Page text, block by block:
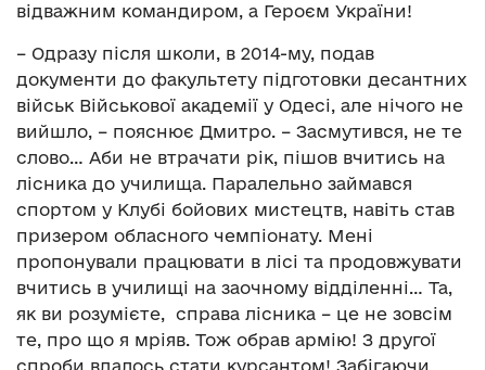
відважним командиром, а Героєм України!
– Одразу після школи, в 2014-му, подав
документи до факультету підготовки десантних
військ Військової академії у Одесі, але нічого не
вийшло, – пояснює Дмитро. – Засмутився, не те
слово… Аби не втрачати рік, пішов вчитись на
лісника до училища. Паралельно займався
спортом у Клубі бойових мистецтв, навіть став
призером обласного чемпіонату. Мені
пропонували працювати в лісі та продовжувати
вчитись в училищі на заочному відділенні… Та,
як ви розумієте, справа лісника – це не зовсім
те, про що я мріяв. Тож обрав армію! З другої
спроби вдалось стати курсантом! Забігаючи